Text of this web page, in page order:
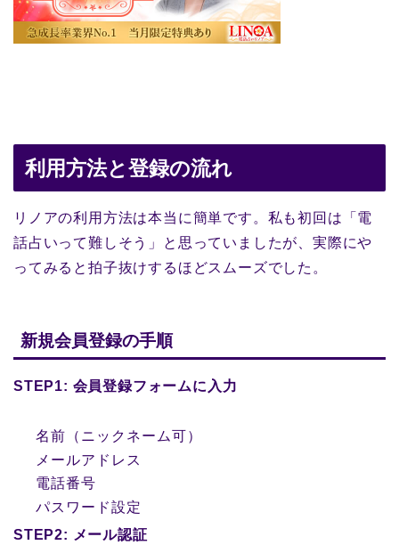
利用方法と登録の流れ
リノアの利用方法は本当に簡単です。私も初回は「電
話占いって難しそう」と思っていましたが、実際にや
ってみると拍子抜けするほどスムーズでした。
新規会員登録の手順
STEP1: 会員登録フォームに入力
名前（ニックネーム可）
メールアドレス
電話番号
パスワード設定
STEP2: メール認証